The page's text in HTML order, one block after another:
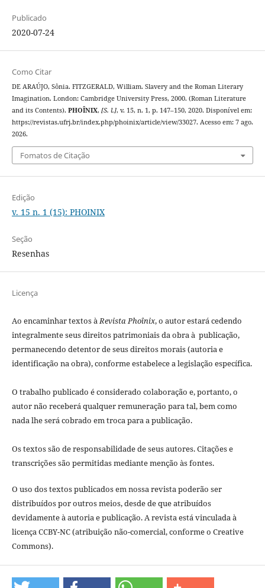
Publicado
2020-07-24
Como Citar
DE ARAÚJO, Sônia. FITZGERALD, William. Slavery and the Roman Literary
Imagination. London: Cambridge University Press, 2000. (Roman Literature
and its Contents). PHOÎNIX, [S. l.], v. 15, n. 1, p. 147–150, 2020. Disponível em:
https://revistas.ufrj.br/index.php/phoinix/article/view/33027. Acesso em: 7 ago.
2026.
Fomatos de Citação
Edição
v. 15 n. 1 (15): PHOINIX
Seção
Resenhas
Licença
Ao encaminhar textos àRevista Phoînix, o autor estará cedendo
integralmente seus direitos patrimoniais da obra à publicação,
permanecendo detentor de seus direitos morais (autoria e
identificação na obra), conforme estabelece a legislação especí­fica.
O trabalho publicado é considerado colaboração e, portanto, o
autor não receberá qualquer remuneração para tal, bem como
nada lhe será cobrado em troca para a publicação.
Os textos são de responsabilidade de seus autores. Citações e
transcrições são permitidas mediante menção às fontes.
O uso dos textos publicados em nossa revista poderão ser
distribuídos por outros meios, desde de que atribuídos
devidamente à autoria e publicação. A revista está vinculada à
licença CCBY-NC (atribuição não-comercial, conforme o Creative
Commons).